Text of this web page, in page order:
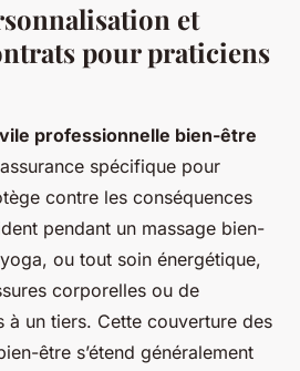
et
pour praticiens
professionnelle bien-être
spécifique pour
contre les conséquences
pendant un massage bien-
ou tout soin énergétique,
corporelles ou de
à un tiers. Cette couverture des
être s’étend généralement